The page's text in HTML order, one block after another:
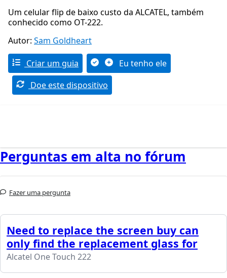
Um celular flip de baixo custo da ALCATEL, também
conhecido como OT-222.
Autor: Sam Goldheart
Criar um guia
Eu tenho ele
Doe este dispositivo
Perguntas em alta no fórum
Fazer uma pergunta
Need to replace the screen buy can
only find the replacement glass for
Alcatel One Touch 222